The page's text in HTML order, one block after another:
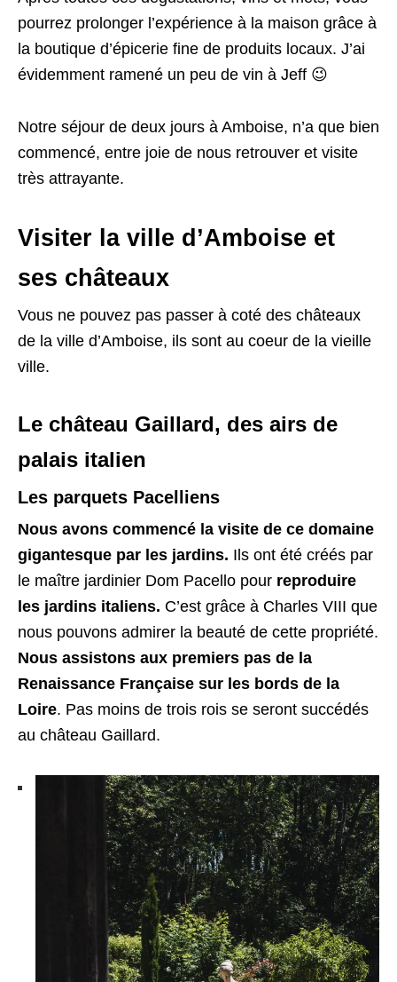
pourrez prolonger l’expérience à la maison grâce à
la boutique d’épicerie fine de produits locaux. J’ai
évidemment ramené un peu de vin à Jeff 😉
Notre séjour de deux jours à Amboise, n’a que bien
commencé, entre joie de nous retrouver et visite
très attrayante.
Visiter la ville d’Amboise et
ses châteaux
Vous ne pouvez pas passer à coté des châteaux
de la ville d’Amboise, ils sont au coeur de la vieille
ville.
Le château Gaillard, des airs de
palais italien
Les parquets Pacelliens
Nous avons commencé la visite de ce domaine
gigantesque par les jardins. Ils ont été créés par
le maître jardinier Dom Pacello pour reproduire
les jardins italiens. C’est grâce à Charles VIII que
nous pouvons admirer la beauté de cette propriété.
Nous assistons aux premiers pas de la
Renaissance Française sur les bords de la
Loire. Pas moins de trois rois se seront succédés
au château Gaillard.